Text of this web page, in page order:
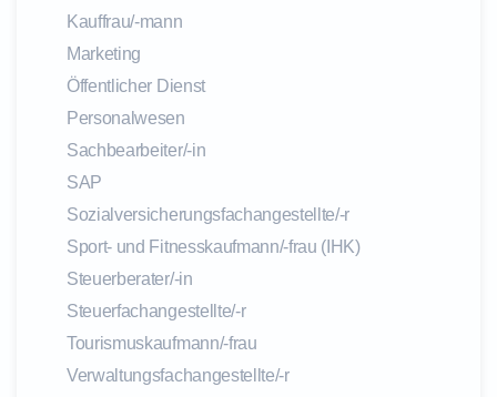
Kauffrau/-mann
Marketing
Öffentlicher Dienst
Personalwesen
Sachbearbeiter/-in
SAP
Sozialversicherungsfachangestellte/-r
Sport- und Fitnesskaufmann/-frau (IHK)
Steuerberater/-in
Steuerfachangestellte/-r
Tourismuskaufmann/-frau
Verwaltungsfachangestellte/-r